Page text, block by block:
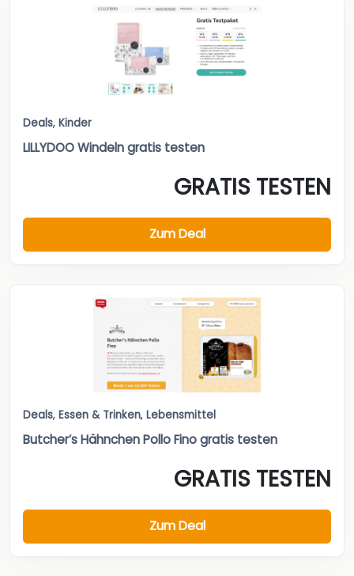
Deals, Kinder
LILLYDOO Windeln gratis testen
GRATIS TESTEN
Zum Deal
Deals, Essen & Trinken, Lebensmittel
Butcher’s Hähnchen Pollo Fino gratis testen
GRATIS TESTEN
Zum Deal